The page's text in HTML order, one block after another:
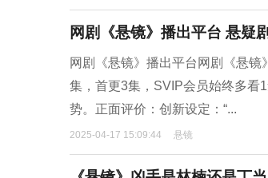
网剧《悬镜》播出平台 悬疑
网剧《悬镜》播出平台网剧《悬
集，首更3集，SVIP会员始终多看
势。正面评价：创新设定：“...
2025-04-17 15:09:44 悬镜